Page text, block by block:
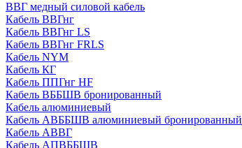
ВВГ медный силовой кабель
Кабель ВВГнг
Кабель ВВГнг LS
Кабель ВВГнг FRLS
Кабель NYM
Кабель КГ
Кабель ППГнг HF
Кабель ВББШВ бронированный
Кабель алюминиевый
Кабель АВББШВ алюминиевый бронированный
Кабель АВВГ
Кабель АПВББШВ